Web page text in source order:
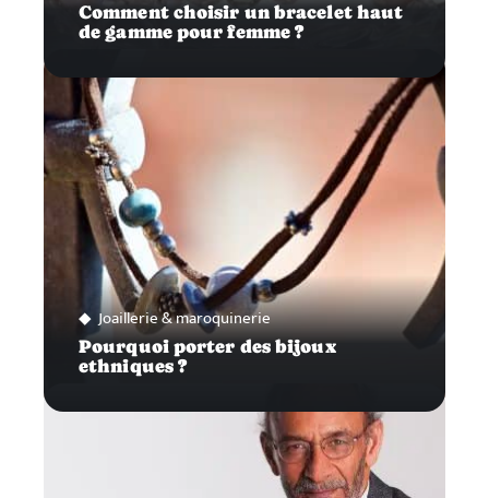
Comment choisir un bracelet haut
de gamme pour femme ?
Joaillerie & maroquinerie
Pourquoi porter des bijoux
ethniques ?